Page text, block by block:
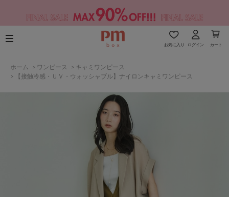
お気に入り ログイン カート
ホーム > ワンピース > キャミワンピース
>
【接触冷感・ＵＶ・ウォッシャブル】ナイロンキャミワンピース